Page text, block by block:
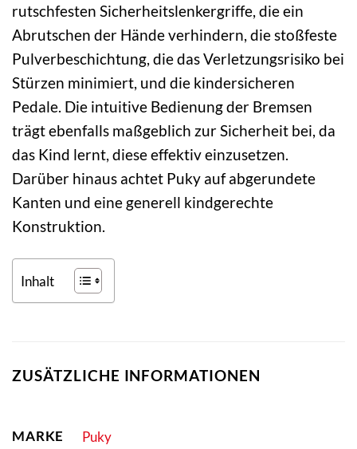
rutschfesten Sicherheitslenkergriffe, die ein
Abrutschen der Hände verhindern, die stoßfeste
Pulverbeschichtung, die das Verletzungsrisiko bei
Stürzen minimiert, und die kindersicheren
Pedale. Die intuitive Bedienung der Bremsen
trägt ebenfalls maßgeblich zur Sicherheit bei, da
das Kind lernt, diese effektiv einzusetzen.
Darüber hinaus achtet Puky auf abgerundete
Kanten und eine generell kindgerechte
Konstruktion.
Inhalt
ZUSÄTZLICHE INFORMATIONEN
MARKE Puky